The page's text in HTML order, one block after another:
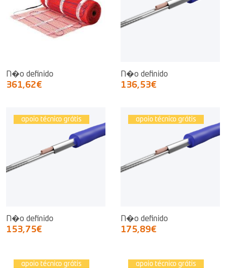
N�o definido
361,62€
N�o definido
136,53€
apoio técnico grátis
N�o definido
153,75€
apoio técnico grátis
N�o definido
175,89€
apoio técnico grátis apoio técnico grátis